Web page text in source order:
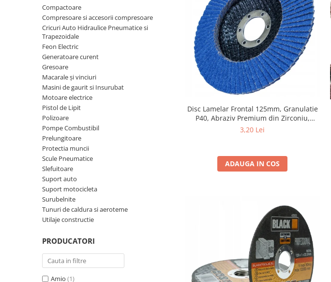
compresoare
Cricuri Auto Hidraulice
Pneumatice si Trapezoidale
Cricuri hidraulice
Cricuri pneumatice
Cricuri trapezoidale
Feon Electric
Generatoare curent
Macarale și vinciuri
Masini de gaurit si Insurubat
Motoare electrice
Pistol de Lipit
Pompe Combustibil
Prelungitoare
Scule Pneumatice
Suport auto
Motocositoare si Motosape
Nivela laser
Pistol de vopsit
Rotopercutoare si bormasini
Taiat gresie si faianta
Ventilatoare radiatoare
umidificatoare
Compactoare
Compresoare si accesorii compresoare
Cricuri Auto Hidraulice Pneumatice si
Trapezoidale
Feon Electric
Generatoare curent
Gresoare
Macarale și vinciuri
Masini de gaurit si Insurubat
Motoare electrice
Pistol de Lipit
Polizoare
Pompe Combustibil
Prelungitoare
Protectia muncii
Scule Pneumatice
Slefuitoare
Suport auto
Suport motocicleta
Surubelnite
Tunuri de caldura si aeroteme
Utilaje constructie
PRODUCATORI
Amio (1)
Disc Lamelar Frontal 125mm, Granulatie
P40, Abraziv Premium din Zirconiu,
Prindere 22.23mm, Viteza Maxima 13300
3,20 Lei
ADAUGA IN COS